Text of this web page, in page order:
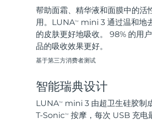
帮助面霜、精华液和面膜中的活
用。LUNATM
mini 3 通过温和地
的皮肤更好地吸收。 98% 的用
品的吸收效果更好。
基于第三方消费者测试
智能瑞典设计
LUNATM
mini 3 由超卫生硅胶制
T-SonicTM
按摩，每次 USB 充